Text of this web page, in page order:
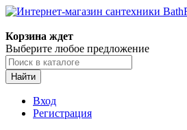
Корзина ждет
Выберите любое предложение
Найти
Вход
Регистрация